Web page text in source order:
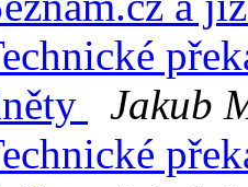
Jakub